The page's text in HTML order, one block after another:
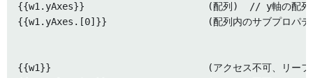
{{w1.yAxes}}                      (配列)  // y軸の配列
{{w1.yAxes.[0]}}                  (配列内のサブプロパテ
{{w1}}                            (アクセス不可、リーフ